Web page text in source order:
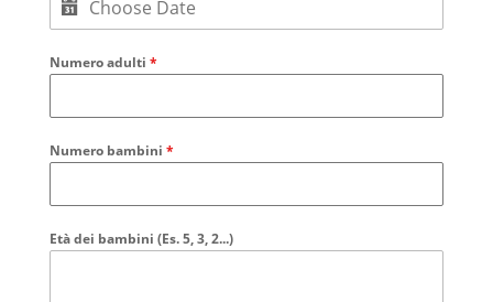
Numero adulti *
Numero bambini *
Età dei bambini (Es. 5, 3, 2...)